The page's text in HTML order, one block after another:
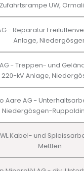
Zufahrtsrampe UW,
- Reparatur
Anlage,
- Treppen- und
220-kV Anlage,
Aare AG -
Niedergösgen-
Kabel- und
Mettlen